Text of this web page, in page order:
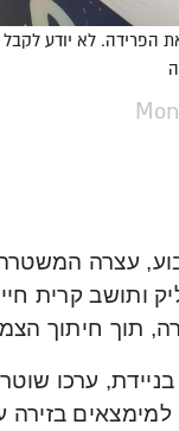
לא יודע לקבל
עצרה המשטרה
ותושב קרית
תוך חיתוך
ערכו
בזירה